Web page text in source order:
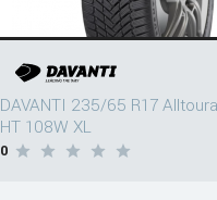
DAVANTI 235/65 R17 Alltoura
HT 108W XL
0